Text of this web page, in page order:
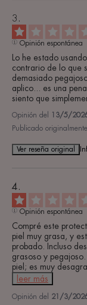
Opinión espontánea
Lo he estado
contrario de lo que
demasiado
aplico... es una
siento que
Opinión del 13/5/
Publicado
Ver reseña original
Opinión espontánea
Compré este
piel muy grasa, y
probado. Incluso
grasoso y
piel; es muy
leer más
Opinión del 21/3/